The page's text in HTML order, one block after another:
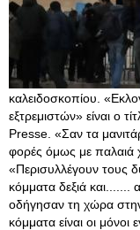
καλειδοσκοπίου.
εξτρεμιστών» είναι ο
Presse. «Σαν τα
φορές όμως με παλαιά
«Περισυλλέγουν τους
κόμματα δεξιά και.......
οδήγησαν τη χώρα
κόμματα είναι οι